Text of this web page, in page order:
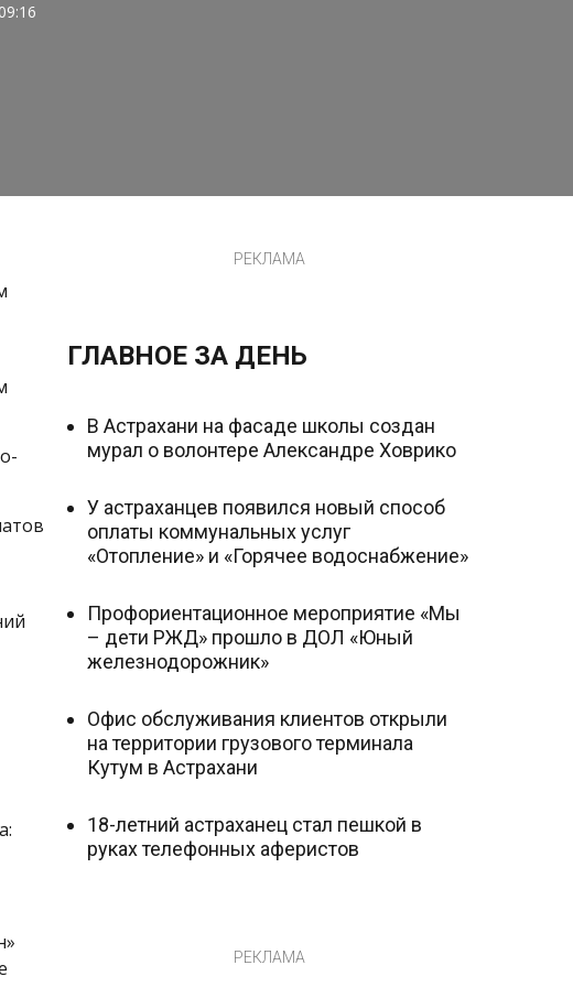
РЕКЛАМА
ГЛАВНОЕ ЗА ДЕНЬ
В Астрахани на фасаде школы создан
мурал о волонтере Александре Ховрико
У астраханцев появился новый способ
оплаты коммунальных услуг
«Отопление» и «Горячее водоснабжение»
Профориентационное мероприятие «Мы
– дети РЖД» прошло в ДОЛ «Юный
железнодорожник»
Офис обслуживания клиентов открыли
на территории грузового терминала
Кутум в Астрахани
18-летний астраханец стал пешкой в
руках телефонных аферистов
РЕКЛАМА